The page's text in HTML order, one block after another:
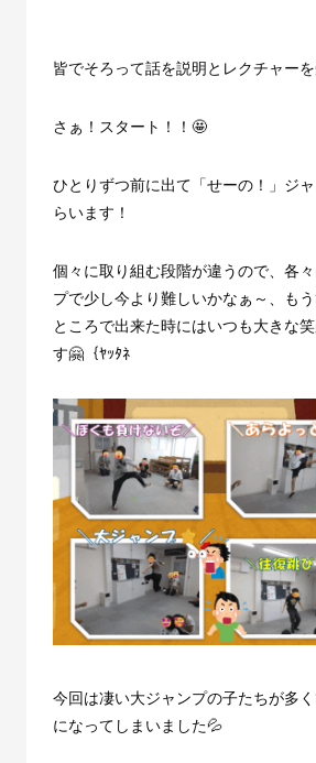
皆でそろって話を説明とレクチャーを
さぁ！スタート！！🤩
ひとりずつ前に出て「せーの！」ジ
らいます！
個々に取り組む段階が違うので、各
プで少し今より難しいかなぁ～、も
ところで出来た時にはいつも大きな
す🤗｛ﾔｯﾀﾈ
今回は凄い大ジャンプの子たちが多
になってしまいました💦